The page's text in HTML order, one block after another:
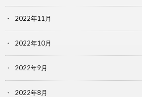
2022年11月
2022年10月
2022年9月
2022年8月